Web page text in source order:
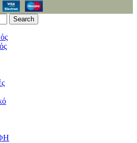
Search